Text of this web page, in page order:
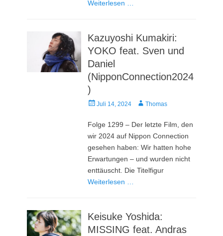
Weiterlesen …
Kazuyoshi Kumakiri:
YOKO feat. Sven und
Daniel
(NipponConnection2024
)
Veröffentlicht
Juli 14, 2024 AutorThomas
Folge 1299 – Der letzte Film, den
wir 2024 auf Nippon Connection
gesehen haben: Wir hatten hohe
Erwartungen – und wurden nicht
enttäuscht. Die Titelfigur
Weiterlesen …
Keisuke Yoshida:
MISSING feat. Andras